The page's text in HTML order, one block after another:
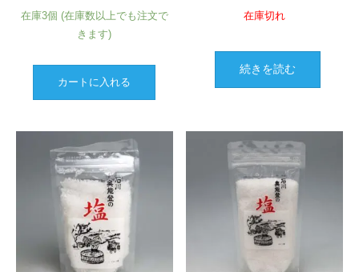
在庫3個 (在庫数以上でも注文で
きます)
カートに入れる
在庫切れ
続きを読む